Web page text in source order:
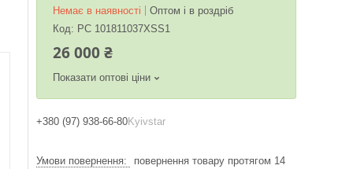
Немає в наявності
Оптом і в роздріб
Код: PC 101811037XSS1
26 000 ₴
Показати оптові ціни
+380 (97) 938-66-80Kyivstar
повернення товару протягом 14